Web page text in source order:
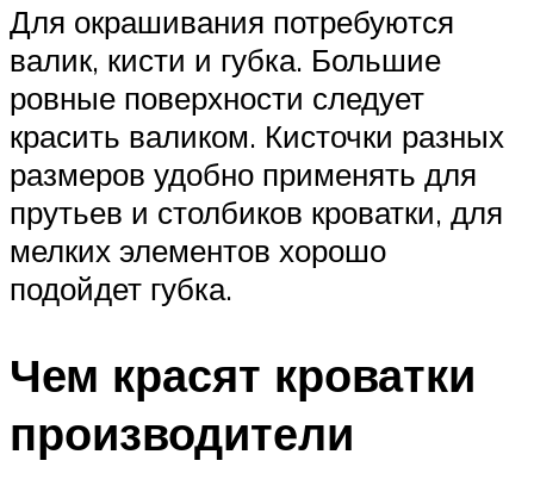
Для окрашивания потребуются
валик, кисти и губка. Большие
ровные поверхности следует
красить валиком. Кисточки разных
размеров удобно применять для
прутьев и столбиков кроватки, для
мелких элементов хорошо
подойдет губка.
Чем красят кроватки
производители